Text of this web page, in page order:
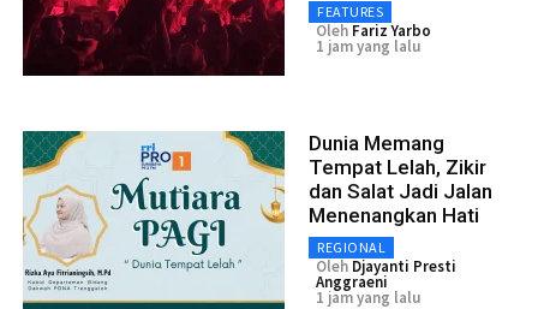
FEATURES
Oleh Fariz Yarbo
1 jam yang lalu
Dunia Memang
Tempat Lelah, Zikir
dan Salat Jadi Jalan
Menenangkan Hati
REGIONAL
Oleh Djayanti Presti
Anggraeni
1 jam yang lalu